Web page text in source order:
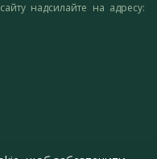
надсилайте на адресу: